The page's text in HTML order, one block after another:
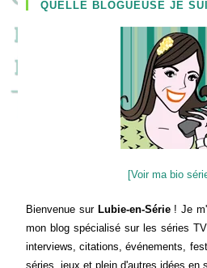
QUELLE BLOGUEUSE JE
[Voir ma bio
Bienvenue sur Lubie-en-Série! Je
mon blog spécialisé sur les séries
interviews, citations, événements,
séries, jeux et plein d'autres idées en